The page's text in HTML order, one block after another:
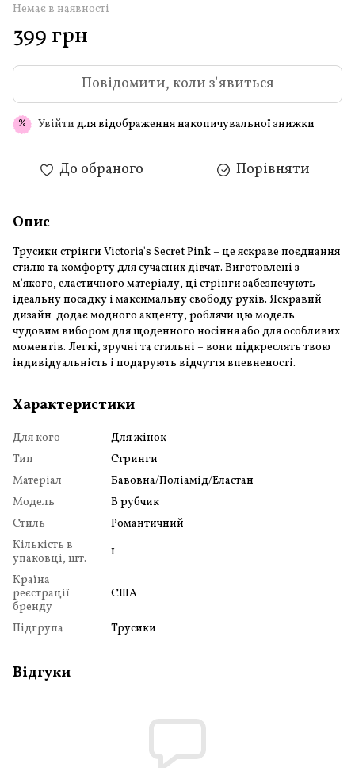
Немає в наявності
399 грн
Повідомити, коли з'явиться
% Увійти для відображення накопичувальної знижки
До обраного Порівняти
Опис
Трусики стрінги Victoria's Secret Pink – це яскраве поєднання
стилю та комфорту для сучасних дівчат. Виготовлені з
м'якого, еластичного матеріалу, ці стрінги забезпечують
ідеальну посадку і максимальну свободу рухів. Яскравий
дизайн додає модного акценту, роблячи цю модель
чудовим вибором для щоденного носіння або для особливих
моментів. Легкі, зручні та стильні – вони підкреслять твою
індивідуальність і подарують відчуття впевненості.
Характеристики
Для кого
Для жінок
Тип
Стринги
Матеріал
Бавовна/Поліамід/Еластан
Модель
В рубчик
Стиль
Романтичний
Кількість в
упаковці, шт.
1
Країна
реєстрації
бренду
США
Підгрупа Трусики
Відгуки